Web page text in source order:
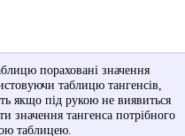
пораховані значення
таблицю тангенсів,
якщо під рукою не виявиться
значення тангенса потрібного
таблицею.